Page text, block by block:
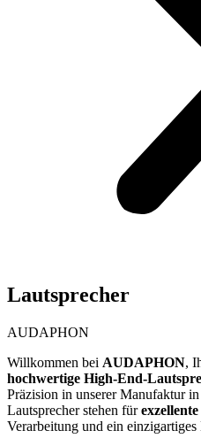
Lautsprecher
AUDAPHON
Willkommen bei AUDAPHON,
hochwertige High-End-
Präzision in unserer Manufaktur in
Lautsprecher stehen für
Verarbeitung und ein einzigartiges